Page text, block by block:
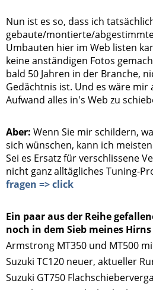
Nun ist es so, dass ich
gebaute/montierte/
Umbauten hier im Web listen
keine anständigen Fotos
bald 50 Jahren in der Branche,
Gedächtnis ist. Und es wäre mir
Aufwand alles in's Web zu
Aber: Wenn Sie mir schildern,
sich wünschen, kann ich
Sei es Ersatz für verschlissene
nicht ganz alltägliches Tuning-
fragen => click
Ein paar aus der Reihe
noch in dem Sieb meines
Armstrong MT350 und MT500
Suzuki TC120 neuer, aktueller
Suzuki GT750